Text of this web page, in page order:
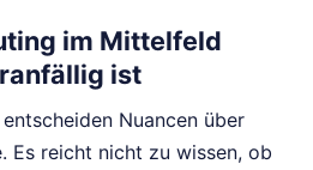
im Mittelfeld
ist
Nuancen über
Es reicht nicht zu wissen, ob